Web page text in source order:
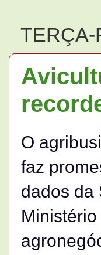
TERÇA-
O
faz
dados da